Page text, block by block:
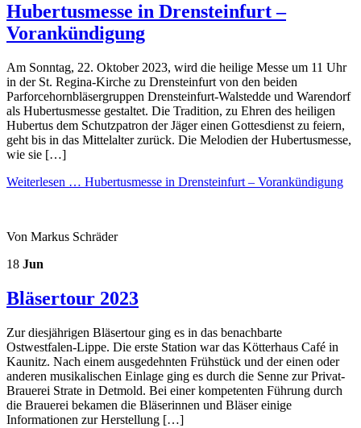
Hubertusmesse in Drensteinfurt –
Vorankündigung
Am Sonntag, 22. Oktober 2023, wird die heilige Messe um 11 Uhr
in der St. Regina-Kirche zu Drensteinfurt von den beiden
Parforcehornbläsergruppen Drensteinfurt-Walstedde und Warendorf
als Hubertusmesse gestaltet. Die Tradition, zu Ehren des heiligen
Hubertus dem Schutzpatron der Jäger einen Gottesdienst zu feiern,
geht bis in das Mittelalter zurück. Die Melodien der Hubertusmesse,
wie sie […]
Weiterlesen … Hubertusmesse in Drensteinfurt – Vorankündigung
Von Markus Schräder
18 Jun
Bläsertour 2023
Zur diesjährigen Bläsertour ging es in das benachbarte
Ostwestfalen-Lippe. Die erste Station war das Kötterhaus Café in
Kaunitz. Nach einem ausgedehnten Frühstück und der einen oder
anderen musikalischen Einlage ging es durch die Senne zur Privat-
Brauerei Strate in Detmold. Bei einer kompetenten Führung durch
die Brauerei bekamen die Bläserinnen und Bläser einige
Informationen zur Herstellung […]